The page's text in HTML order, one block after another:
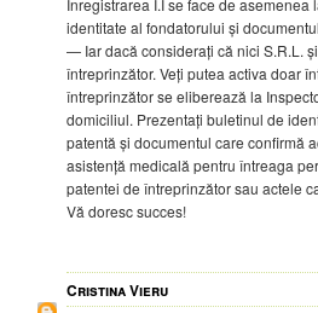
identitate al fondatorului și
— Iar dacă considerați că nici S.R.L.
întreprinzător. Veți putea activa doar
întreprinzător se eliberează la
domiciliul. Prezentați buletinul de
patentă și documentul care confirmă
asistență medicală pentru întreaga
patentei de întreprinzător sau actele
Vă doresc succes!
Cristina Vieru